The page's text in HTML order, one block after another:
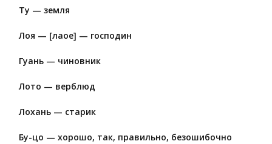
Ту — земля
Лоя — [лаое] — господин
Гуань — чиновник
Лото — верблюд
Лохань — старик
Бу-цо — хорошо, так, правильно, безошибочно